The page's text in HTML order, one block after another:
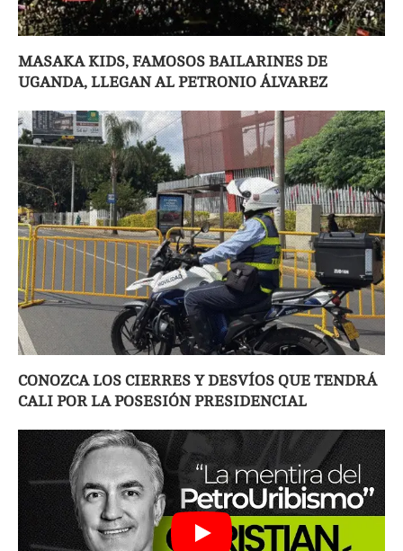
MASAKA KIDS, FAMOSOS BAILARINES DE
UGANDA, LLEGAN AL PETRONIO ÁLVAREZ
CONOZCA LOS CIERRES Y DESVÍOS QUE TENDRÁ
CALI POR LA POSESIÓN PRESIDENCIAL